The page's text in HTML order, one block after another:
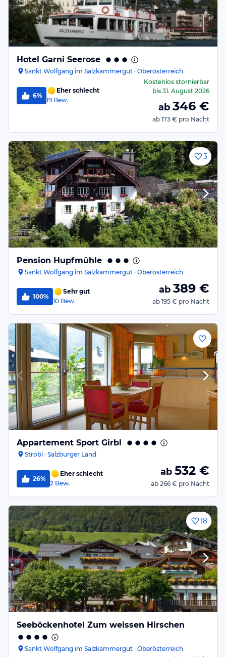
Hotel Garni Seerose
Sankt Wolfgang im Salzkammergut · Oberösterreich
6%
Eher schlecht
19 Bew.
Kostenlos stornierbar
bis 31. August 2026
ab 346 €
ab 173 € pro Nacht
3
Pension Hupfmühle
Sankt Wolfgang im Salzkammergut · Oberösterreich
100%
Sehr gut
10 Bew.
ab 389 €
ab 195 € pro Nacht
Appartement Sport Girbl
Strobl · Salzburger Land
26%
Eher schlecht
2 Bew.
ab 532 €
ab 266 € pro Nacht
18
Seeböckenhotel Zum weissen Hirschen
Sankt Wolfgang im Salzkammergut · Oberösterreich